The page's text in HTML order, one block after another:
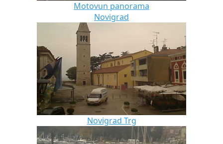
Motovun panorama
Novigrad
Novigrad Trg